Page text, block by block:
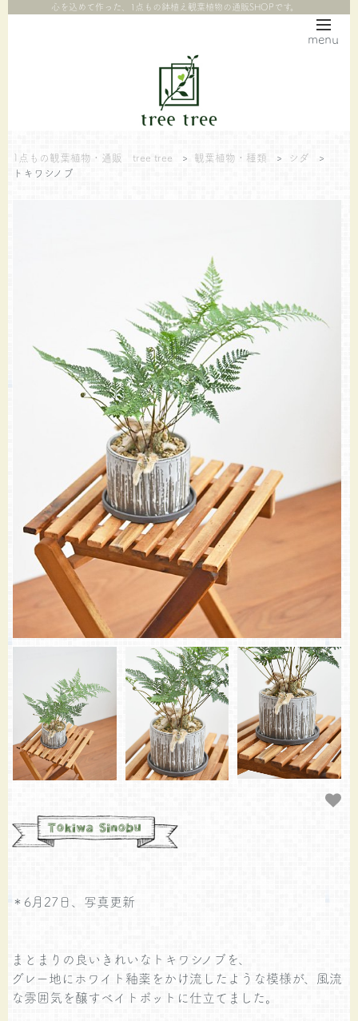
menu
心を込めて作った、1点もの鉢植え観葉植物の通販SHOPです。
1点もの観葉植物・通販 tree tree > 観葉植物・種類 > シダ
>
トキワシノブ
＊6月27日、写真更新
まとまりの良いきれいなトキワシノブを、
グレー地にホワイト釉薬をかけ流したような模様が、風流
な雰囲気を醸すベイトポットに仕立てました。